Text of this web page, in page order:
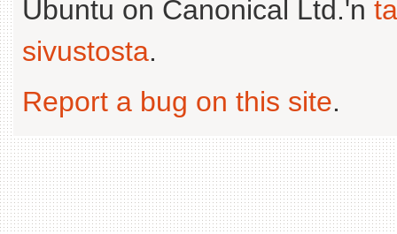
Ubuntu on Canonical Ltd.'n
sivustosta.
Report a bug on this site.